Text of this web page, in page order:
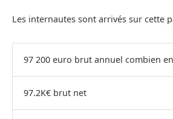
Les internautes sont arrivés sur cette
97 200 euro brut annuel combien
97.2K€ brut net